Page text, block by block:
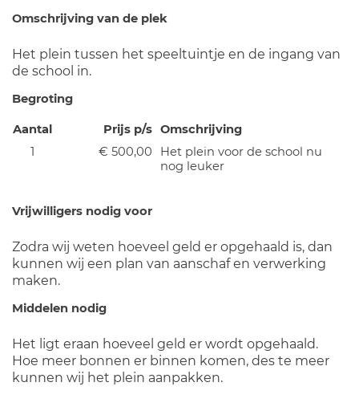
Omschrijving van de plek
Het plein tussen het speeltuintje en de ingang van
de school in.
Begroting
Aantal Prijs p/s Omschrijving
1
€ 500,00
Het plein voor de school nu
nog leuker
Vrijwilligers nodig voor
Zodra wij weten hoeveel geld er opgehaald is, dan
kunnen wij een plan van aanschaf en verwerking
maken.
Middelen nodig
Het ligt eraan hoeveel geld er wordt opgehaald.
Hoe meer bonnen er binnen komen, des te meer
kunnen wij het plein aanpakken.